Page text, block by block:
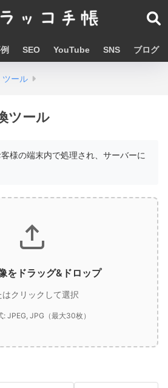
SEO YouTube SNS ブログ
ツール
ツール
様の端末内で処理され、サーバーに
をドラッグ&ドロップ
はクリックして選択
: JPEG, JPG（最大30枚）